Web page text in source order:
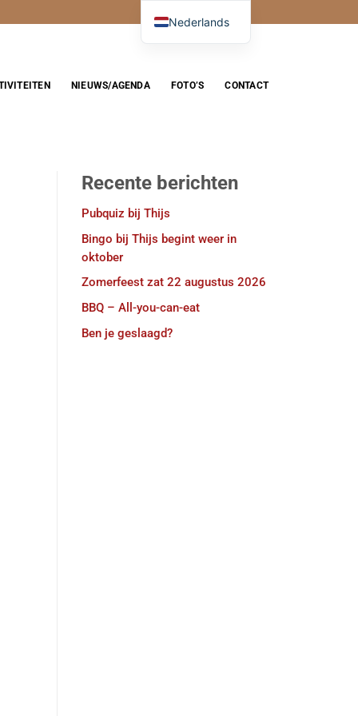
NIEUWS/AGENDA FOTO’S CONTACT
Recente berichten
Pubquiz bij Thijs
Bingo bij Thijs begint weer in
oktober
Zomerfeest zat 22 augustus 2026
BBQ – All-you-can-eat
Ben je geslaagd?
Nederlands